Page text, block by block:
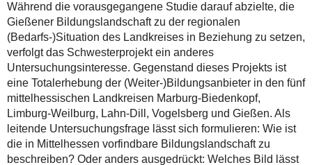
Während die vorausgegangene Studie darauf abzielte, die
Gießener Bildungslandschaft zu der regionalen
(Bedarfs-)Situation des Landkreises in Beziehung zu setzen,
verfolgt das Schwesterprojekt ein anderes
Untersuchungsinteresse. Gegenstand dieses Projekts ist
eine Totalerhebung der (Weiter-)Bildungsanbieter in den fünf
mittelhessischen Landkreisen Marburg-Biedenkopf,
Limburg-Weilburg, Lahn-Dill, Vogelsberg und Gießen. Als
leitende Untersuchungsfrage lässt sich formulieren: Wie ist
die in Mittelhessen vorfindbare Bildungslandschaft zu
beschreiben? Oder anders ausgedrückt: Welches Bild lässt